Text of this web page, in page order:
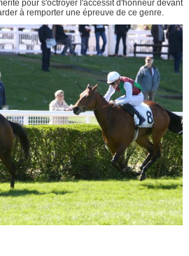
pour s'octroyer l'accessit d'honneur devant
à remporter une épreuve de ce genre.